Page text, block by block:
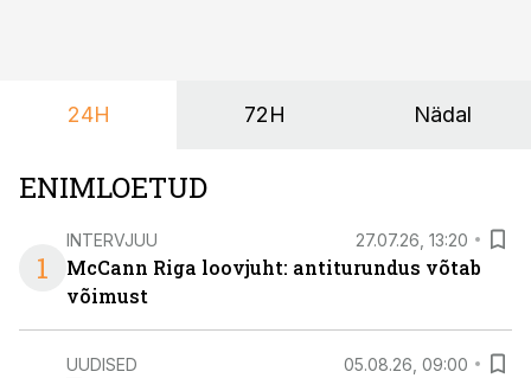
24H 72H Nädal
ENIMLOETUD
1
INTERVJUU 27.07.26, 13:20
McCann Riga loovjuht: antiturundus võtab
võimust
UUDISED 05.08.26, 09:00